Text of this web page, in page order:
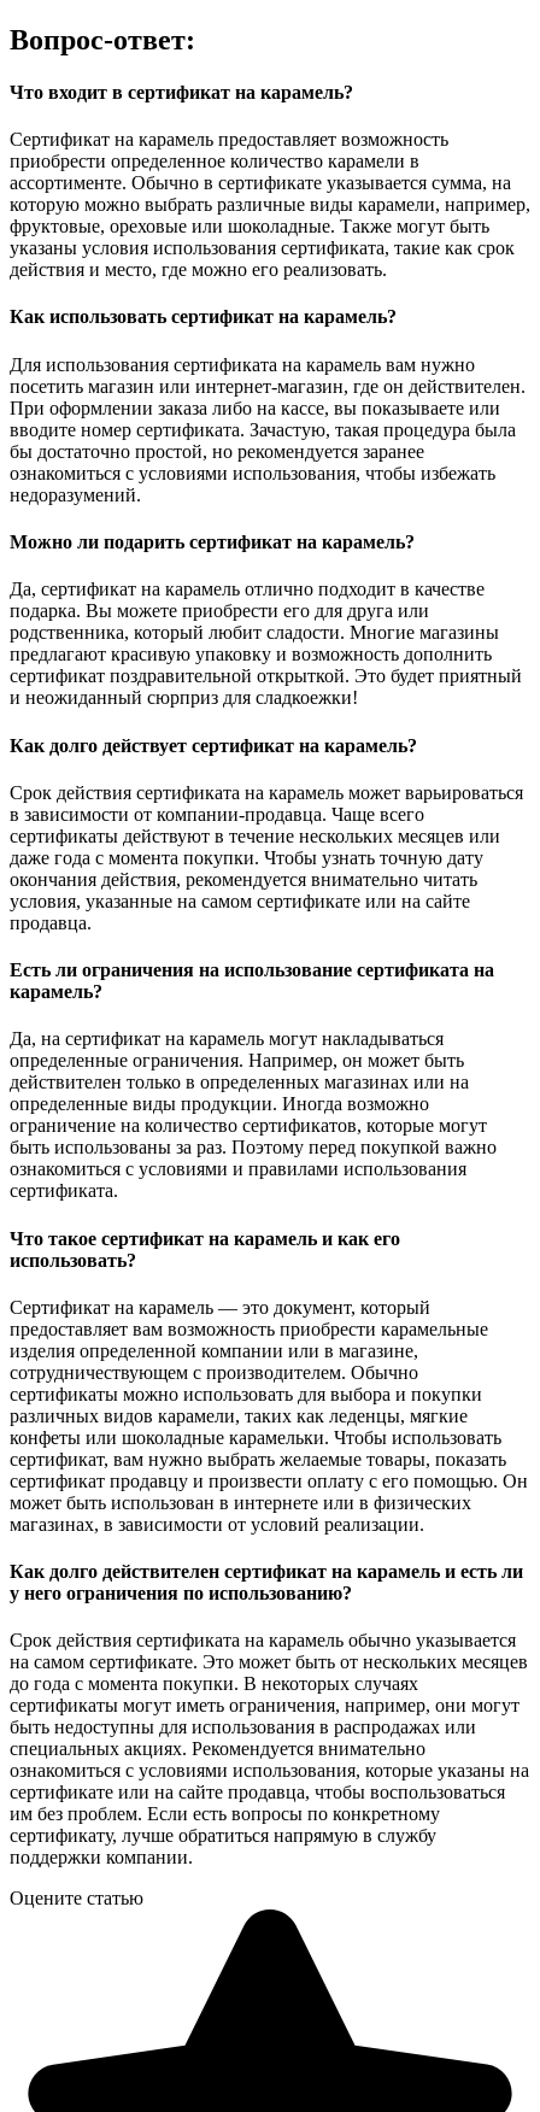
Вопрос-ответ:
Что входит в сертификат на карамель?
Сертификат на карамель предоставляет возможность
приобрести определенное количество карамели в
ассортименте. Обычно в сертификате указывается сумма, на
которую можно выбрать различные виды карамели, например,
фруктовые, ореховые или шоколадные. Также могут быть
указаны условия использования сертификата, такие как срок
действия и место, где можно его реализовать.
Как использовать сертификат на карамель?
Для использования сертификата на карамель вам нужно
посетить магазин или интернет-магазин, где он действителен.
При оформлении заказа либо на кассе, вы показываете или
вводите номер сертификата. Зачастую, такая процедура была
бы достаточно простой, но рекомендуется заранее
ознакомиться с условиями использования, чтобы избежать
недоразумений.
Можно ли подарить сертификат на карамель?
Да, сертификат на карамель отлично подходит в качестве
подарка. Вы можете приобрести его для друга или
родственника, который любит сладости. Многие магазины
предлагают красивую упаковку и возможность дополнить
сертификат поздравительной открыткой. Это будет приятный
и неожиданный сюрприз для сладкоежки!
Как долго действует сертификат на карамель?
Срок действия сертификата на карамель может варьироваться
в зависимости от компании-продавца. Чаще всего
сертификаты действуют в течение нескольких месяцев или
даже года с момента покупки. Чтобы узнать точную дату
окончания действия, рекомендуется внимательно читать
условия, указанные на самом сертификате или на сайте
продавца.
Есть ли ограничения на использование сертификата на
карамель?
Да, на сертификат на карамель могут накладываться
определенные ограничения. Например, он может быть
действителен только в определенных магазинах или на
определенные виды продукции. Иногда возможно
ограничение на количество сертификатов, которые могут
быть использованы за раз. Поэтому перед покупкой важно
ознакомиться с условиями и правилами использования
сертификата.
Что такое сертификат на карамель и как его
использовать?
Сертификат на карамель — это документ, который
предоставляет вам возможность приобрести карамельные
изделия определенной компании или в магазине,
сотрудничествующем с производителем. Обычно
сертификаты можно использовать для выбора и покупки
различных видов карамели, таких как леденцы, мягкие
конфеты или шоколадные карамельки. Чтобы использовать
сертификат, вам нужно выбрать желаемые товары, показать
сертификат продавцу и произвести оплату с его помощью. Он
может быть использован в интернете или в физических
магазинах, в зависимости от условий реализации.
Как долго действителен сертификат на карамель и есть ли
у него ограничения по использованию?
Срок действия сертификата на карамель обычно указывается
на самом сертификате. Это может быть от нескольких месяцев
до года с момента покупки. В некоторых случаях
сертификаты могут иметь ограничения, например, они могут
быть недоступны для использования в распродажах или
специальных акциях. Рекомендуется внимательно
ознакомиться с условиями использования, которые указаны на
сертификате или на сайте продавца, чтобы воспользоваться
им без проблем. Если есть вопросы по конкретному
сертификату, лучше обратиться напрямую в службу
поддержки компании.
Оцените статью